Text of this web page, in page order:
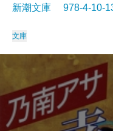
新潮文庫 978-4-10-
文庫